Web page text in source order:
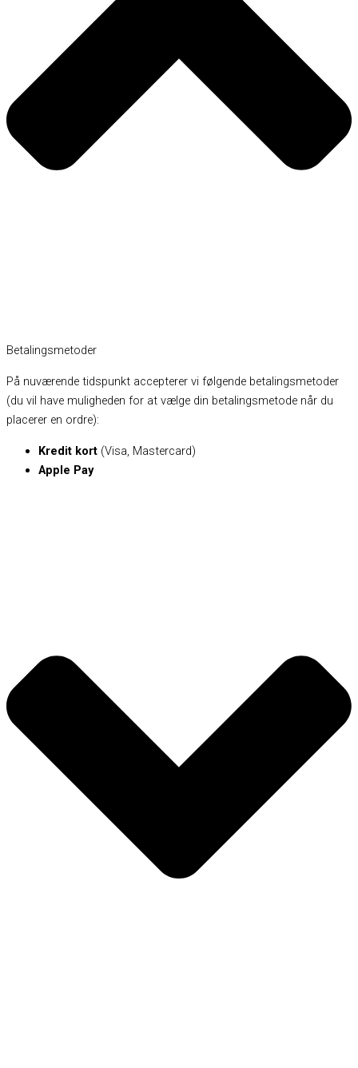
Betalingsmetoder
På nuværende tidspunkt accepterer vi følgende betalingsmetoder
(du vil have muligheden for at vælge din betalingsmetode når du
placerer en ordre):
Kredit kort (Visa, Mastercard)
Apple Pay